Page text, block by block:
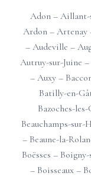
Adon –
Ardon –Artenay
–Audeville –
Autruy-sur-Juine –
–Auxy –
Batilly-en-
Bazoches-
Beauchamps-sur-
– Beaune-la-
Boësses –
– Boisseaux–